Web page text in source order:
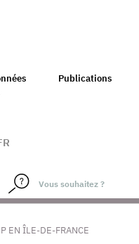
Publications
EN ÎLE-DE-FRANCE